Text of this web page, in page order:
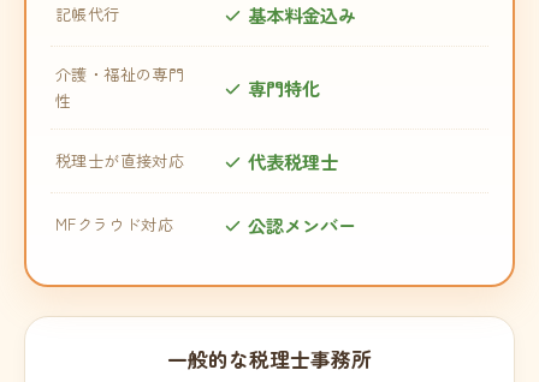
記帳代行 基本料金込み
介護・福祉の専門
性
専門特化
税理士が直接対応 代表税理士
MFクラウド対応 公認メンバー
一般的な税理士事務所